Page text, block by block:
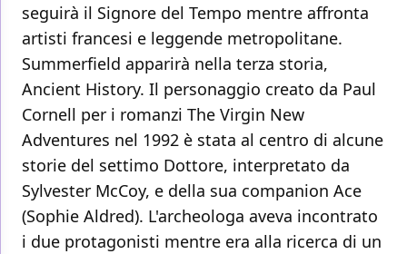
seguirà il Signore del Tempo mentre affronta
artisti francesi e leggende metropolitane.
Summerfield apparirà nella terza storia,
Ancient History. Il personaggio creato da Paul
Cornell per i romanzi The Virgin New
Adventures nel 1992 è stata al centro di alcune
storie del settimo Dottore, interpretato da
Sylvester McCoy, e della sua companion Ace
(Sophie Aldred). L'archeologa aveva incontrato
i due protagonisti mentre era alla ricerca di un